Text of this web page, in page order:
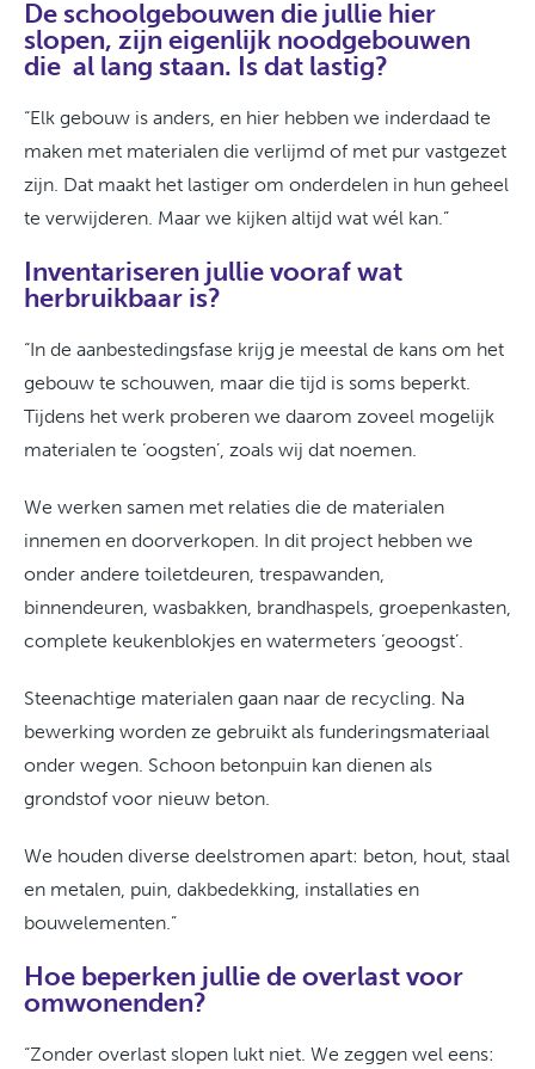
De schoolgebouwen die jullie hier
slopen, zijn eigenlijk noodgebouwen
die al lang staan. Is dat lastig?
“Elk gebouw is anders, en hier hebben we inderdaad te
maken met materialen die verlijmd of met pur vastgezet
zijn. Dat maakt het lastiger om onderdelen in hun geheel
te verwijderen. Maar we kijken altijd wat wél kan.”
Inventariseren jullie vooraf wat
herbruikbaar is?
“In de aanbestedingsfase krijg je meestal de kans om het
gebouw te schouwen, maar die tijd is soms beperkt.
Tijdens het werk proberen we daarom zoveel mogelijk
materialen te ‘oogsten’, zoals wij dat noemen.
We werken samen met relaties die de materialen
innemen en doorverkopen. In dit project hebben we
onder andere toiletdeuren, trespawanden,
binnendeuren, wasbakken, brandhaspels, groepenkasten,
complete keukenblokjes en watermeters ‘geoogst’.
Steenachtige materialen gaan naar de recycling. Na
bewerking worden ze gebruikt als funderingsmateriaal
onder wegen. Schoon betonpuin kan dienen als
grondstof voor nieuw beton.
We houden diverse deelstromen apart: beton, hout, staal
en metalen, puin, dakbedekking, installaties en
bouwelementen.”
Hoe beperken jullie de overlast voor
omwonenden?
“Zonder overlast slopen lukt niet. We zeggen wel eens: